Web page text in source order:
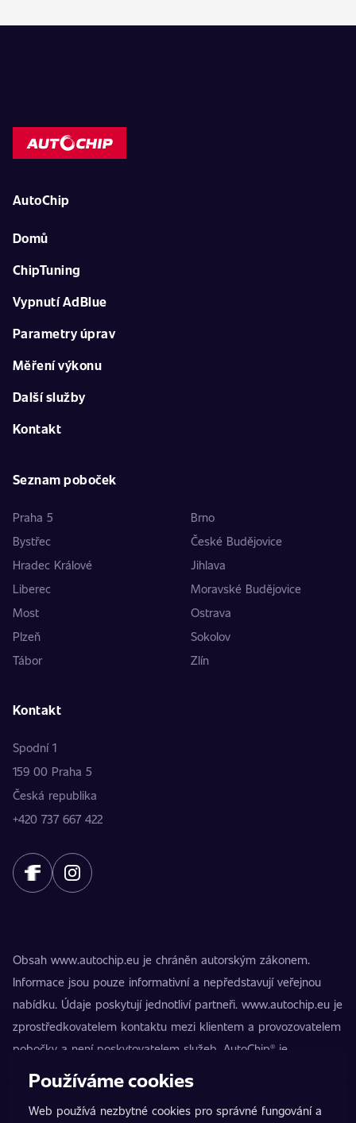
AutoChip
Domů
ChipTuning
Vypnutí AdBlue
Parametry úprav
Měření výkonu
Další služby
Kontakt
Seznam poboček
Praha 5
Brno
Bystřec
České Budějovice
Hradec Králové
Jihlava
Liberec
Moravské Budějovice
Most
Ostrava
Plzeň
Sokolov
Tábor
Zlín
Kontakt
Spodní 1
159 00 Praha 5
Česká republika
+420 737 667 422
Obsah www.autochip.eu je chráněn autorským zákonem.
Informace jsou pouze informativní a nepředstavují veřejnou
nabídku. Údaje poskytují jednotliví partneři. www.autochip.eu je
zprostředkovatelem kontaktu mezi klientem a provozovatelem
pobočky a není poskytovatelem služeb. AutoChip® je
registrovaná ochranná známka Petra Kučery. Úpravy, které
nezpůsobilosti vozidla k provozu na pozemních komunikacích.
Používáme cookies
Web používá nezbytné cookies pro správné fungování a